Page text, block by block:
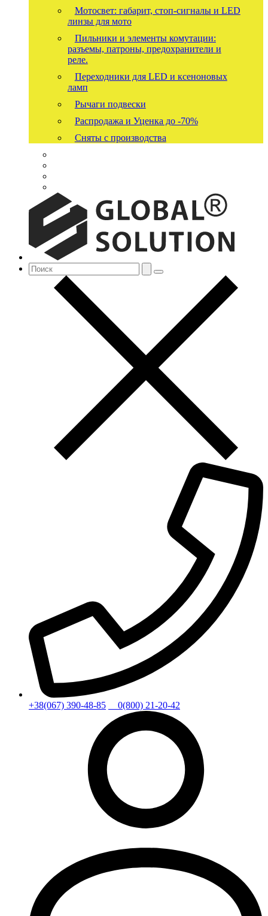
Мотосвет: габарит, стоп-сигналы и LED
линзы для мото
Пильники и элементы комутации:
разъемы, патроны, предохранители и
реле.
Переходники для LED и ксеноновых
ламп
Рычаги подвески
Распродажа и Уценка до -70%
Сняты с производства
+38(067) 390-48-85 0(800) 21-20-42